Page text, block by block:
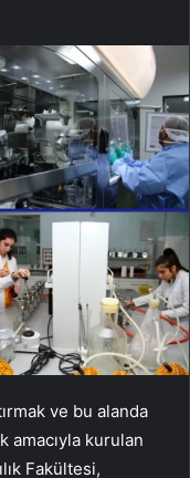
ve bu alanda
amacıyla kurulan
Fakültesi,